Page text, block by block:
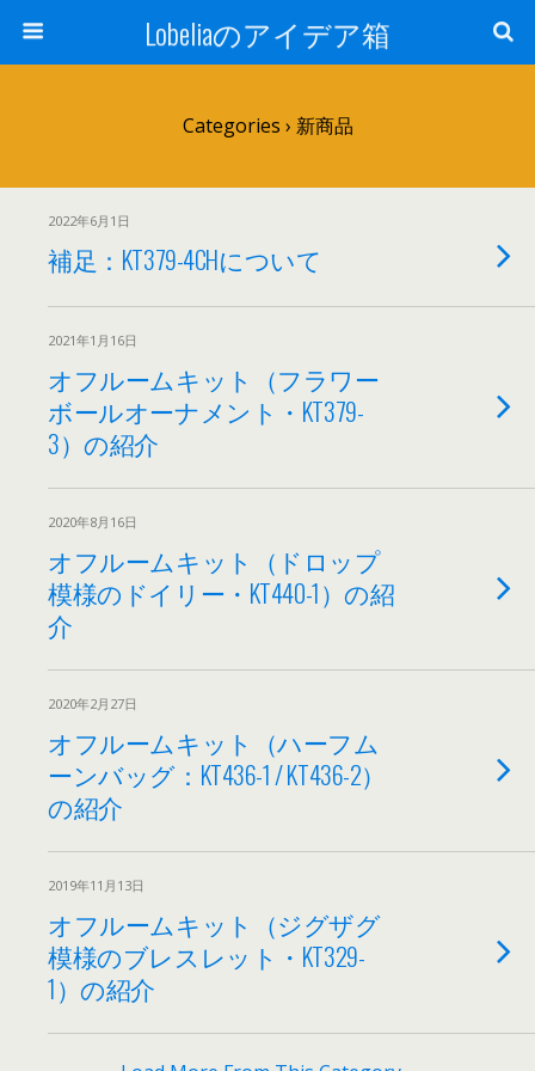
Lobeliaのアイデア箱
Categories › 新商品
2022年6月1日
補足：KT379-4CHについて
2021年1月16日
オフルームキット（フラワー
ボールオーナメント・KT379-
3）の紹介
2020年8月16日
オフルームキット（ドロップ
模様のドイリー・KT440-1）の紹
介
2020年2月27日
オフルームキット（ハーフム
ーンバッグ：KT436-1 / KT436-2）
の紹介
2019年11月13日
オフルームキット（ジグザグ
模様のブレスレット・KT329-
1）の紹介